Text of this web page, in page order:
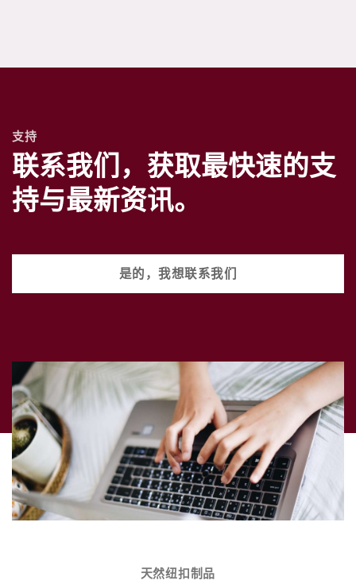
支持
联系我们，获取最快速的支
持与最新资讯。
是的，我想联系我们
天然纽扣制品